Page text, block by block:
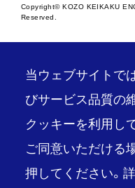
Copyright© KOZO KEIKAKU
Reserved.
当ウェブサイトで
びサービス品質の
クッキーを利用し
ご同意いただける
押してください。